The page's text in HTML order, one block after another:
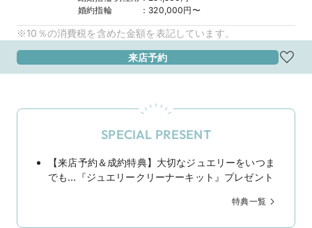
婚約指輪
： 320,000円〜
※10％の消費税を含めた金額を表記しています。
来店予約
SPECIAL PRESENT
【来店予約＆成約特典】大切なジュエリーをいつま
でも…『ジュエリークリーナーキット』プレゼント
特典一覧